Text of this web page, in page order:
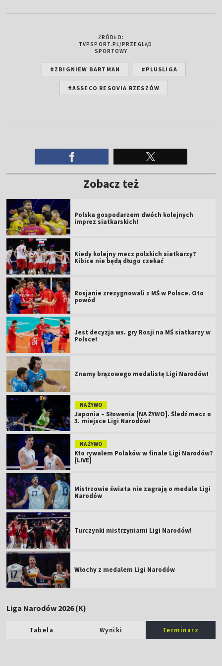
ŹRÓDŁO:
TVPSPORT.PL/PRZEGLĄD
SPORTOWY
#ZBIGNIEW BARTMAN #PLUSLIGA
#ASSECO RESOVIA RZESZÓW
Zobacz też
Polska gospodarzem dwóch kolejnych
imprez siatkarskich!
Kiedy kolejny mecz polskich siatkarzy?
Kibice nie będą długo czekać
Rosjanie zrezygnowali z MŚ w Polsce. Oto
powód
Jest decyzja ws. gry Rosji na MŚ siatkarzy w
Polsce!
Znamy brązowego medalistę Ligi Narodów!
NA ŻYWO
Japonia – Słowenia [NA ŻYWO]. Śledź mecz o
3. miejsce Ligi Narodów!
NA ŻYWO
Kto rywalem Polaków w finale Ligi Narodów?
[LIVE]
Mistrzowie świata nie zagrają o medale Ligi
Narodów
Turczynki mistrzyniami Ligi Narodów!
Włochy z medalem Ligi Narodów
Liga Narodów 2026 (K)
Tabela Wyniki Terminarz